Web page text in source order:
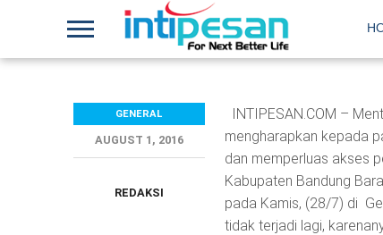
INTIPESAN.COM –
mengharapkan kepada
dan memperluas akses
Kabupaten Bandung
pada Kamis, (28/7) di
tidak terjadi lagi,
GENERAL
AUGUST 1, 2016
REDAKSI